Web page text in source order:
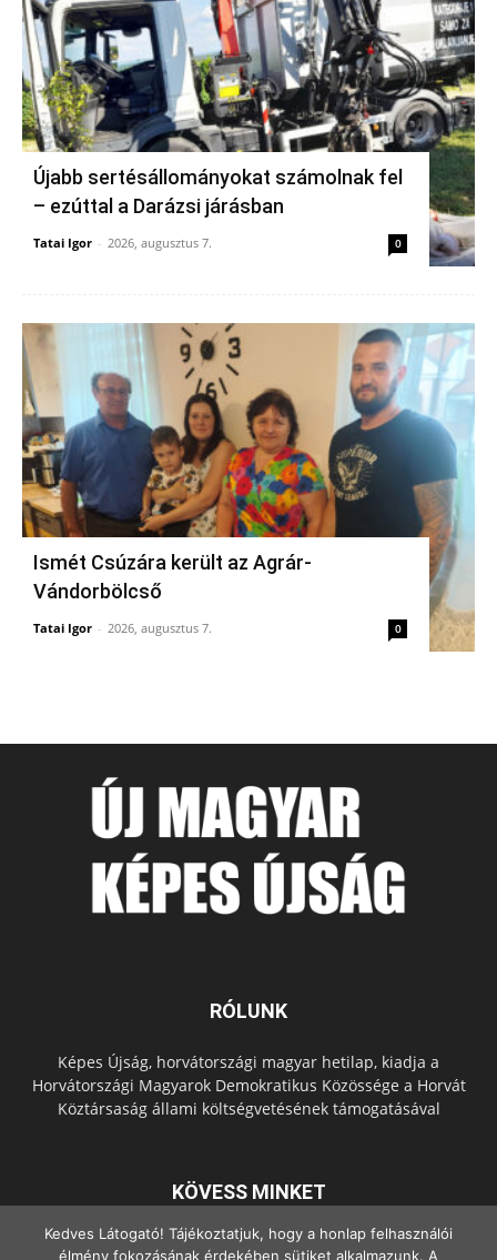
Újabb sertésállományokat számolnak fel
– ezúttal a Darázsi járásban
Tatai Igor - 2026, augusztus 7. 0
Ismét Csúzára került az Agrár-
Vándorbölcső
Tatai Igor - 2026, augusztus 7. 0
RÓLUNK
Képes Újság, horvátországi magyar hetilap, kiadja a
Horvátországi Magyarok Demokratikus Közössége a Horvát
Köztársaság állami költségvetésének támogatásával
KÖVESS MINKET
Kedves Látogató! Tájékoztatjuk, hogy a honlap felhasználói
élmény fokozásának érdekében sütiket alkalmazunk. A